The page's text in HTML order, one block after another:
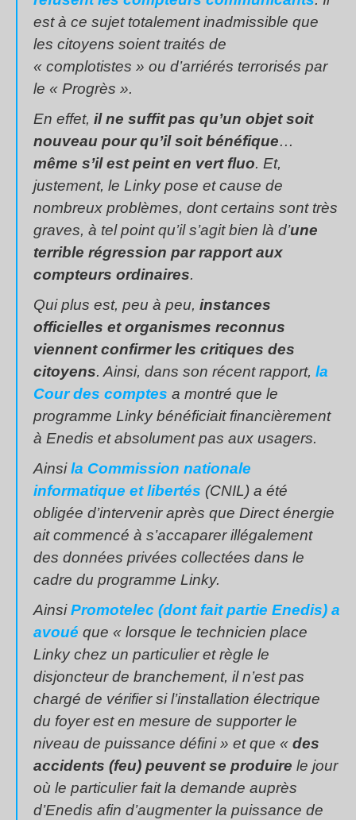
est à ce sujet totalement inadmissible que
les citoyens soient traités de
« complotistes » ou d’arriérés terrorisés par
le « Progrès ».
En effet, il ne suffit pas qu’un objet soit
nouveau pour qu’il soit bénéfique…
même s’il est peint en vert fluo. Et,
justement, le Linky pose et cause de
nombreux problèmes, dont certains sont très
graves, à tel point qu’il s’agit bien là d’une
terrible régression par rapport aux
compteurs ordinaires.
Qui plus est, peu à peu, instances
officielles et organismes reconnus
viennent confirmer les critiques des
citoyens. Ainsi, dans son récent rapport, la
Cour des comptes a montré que le
programme Linky bénéficiait financièrement
à Enedis et absolument pas aux usagers.
Ainsila Commission nationale
informatique et libertés (CNIL) a été
obligée d’intervenir après que Direct énergie
ait commencé à s’accaparer illégalement
des données privées collectées dans le
cadre du programme Linky.
AinsiPromotelec (dont fait partie Enedis) a
avoué que « lorsque le technicien place
Linky chez un particulier et règle le
disjoncteur de branchement, il n’est pas
chargé de vérifier si l’installation électrique
du foyer est en mesure de supporter le
niveau de puissance défini» et que « des
accidents (feu) peuvent se produire le jour
où le particulier fait la demande auprès
d’Enedis afin d’augmenter la puissance de